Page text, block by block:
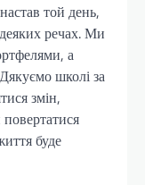
той день,
речах. Ми
а
школі за
змін,
буде